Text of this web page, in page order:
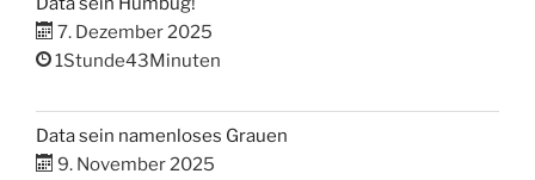
7. Dezember 2025
1Stunde43Minuten
Data sein namenloses Grauen
9. November 2025